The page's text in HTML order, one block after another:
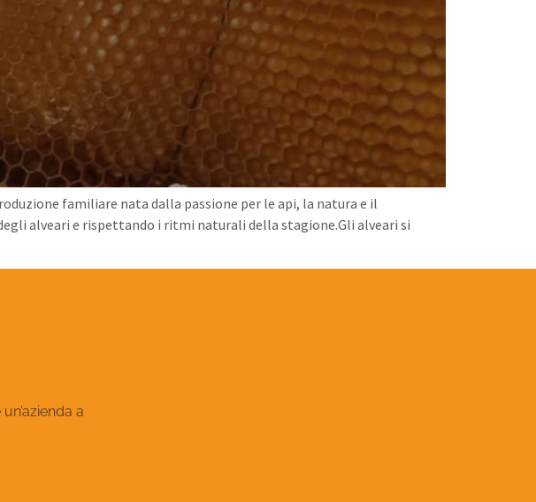
familiare nata dalla passione per le api, la natura e il
alveari e rispettando i ritmi naturali della stagione.Gli alveari si
a